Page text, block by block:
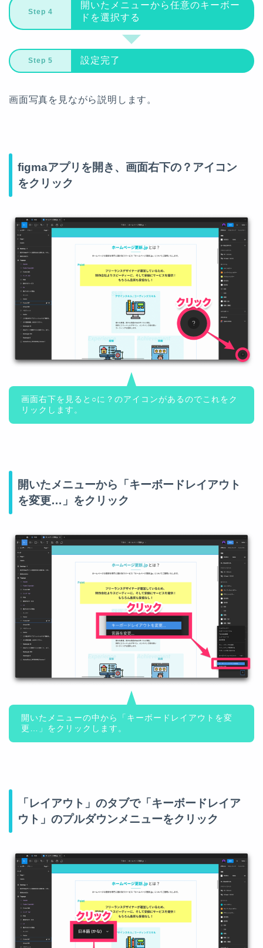
開いたメニューから任意のキーボー
ドを選択する
設定完了
画面写真を見ながら説明します。
figmaアプリを開き、画面右下の？アイコン
をクリック
画面右下を見ると○に？のアイコンがあるのでこれをク
リックします。
開いたメニューから「キーボードレイアウト
を変更…」をクリック
開いたメニューの中から「キーボードレイアウトを変
更…」をクリックします。
「レイアウト」のタブで「キーボードレイア
ウト」のプルダウンメニューをクリック